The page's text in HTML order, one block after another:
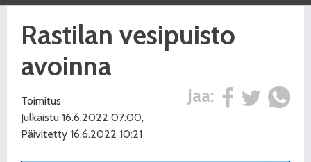
Rastilan vesipuisto
avoinna
Jaa:
Toimitus
Julkaistu 16.6.2022 07:00,
Päivitetty 16.6.2022 10:21